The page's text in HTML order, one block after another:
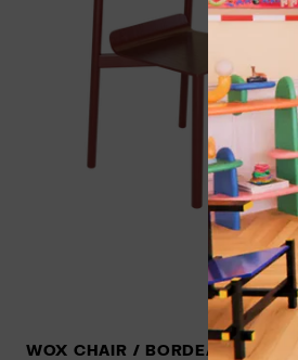
WOX CHAIR / BORDEAUX